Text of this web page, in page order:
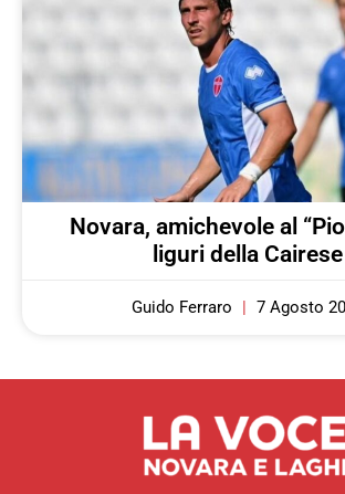
Novara, amichevole al
liguri della Cairese
Guido Ferraro 7 Agosto